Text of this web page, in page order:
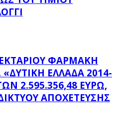
ΦΑΡΜΆΚΗ
ΕΛΛΆΔΑ 2014-
2.595.356,48 ΕΥΡΏ,
ΑΠΟΧΈΤΕΥΣΗΣ